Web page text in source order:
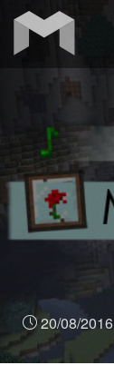
20/08/2016